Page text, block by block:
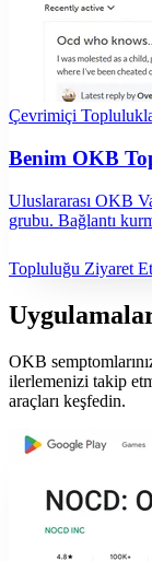
Çevrimiçi
Benim OKB
Uluslararası OKB
grubu. Bağlantı
Topluluğu Ziyaret Et
OKB
ilerlemenizi takip
araçları keşfedin.